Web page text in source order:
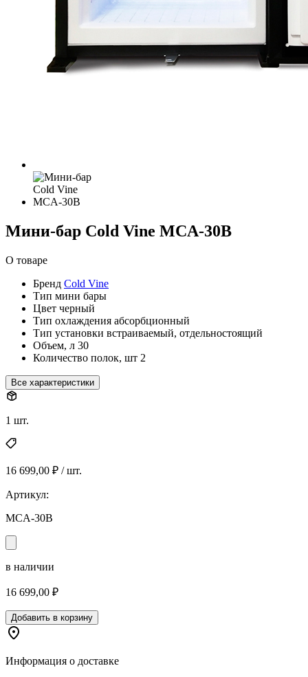
Мини-бар Cold Vine MCA-30B
О товаре
Бренд Cold Vine
Тип мини бары
Цвет черный
Тип охлаждения абсорбционный
Тип установки встраиваемый, отдельностоящий
Объем, л 30
Количество полок, шт 2
Все характеристики
1 шт.
16 699,00 ₽ / шт.
Артикул:
MCA-30B
в наличии
16 699,00 ₽
Добавить в корзину
Информация о доставке